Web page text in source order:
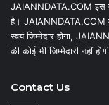
JAIANNDATA.COM इस
है। JAIANNDATA.COM में
स्वयं जिम्मेदार होगा,
की कोई भी जिम्मेदारी नहीं
Contact Us